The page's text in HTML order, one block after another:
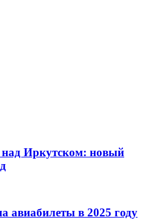
над Иркутском: новый
авиабилеты в 2025 году